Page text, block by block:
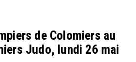
de Colomiers au
Judo, lundi 26 mai